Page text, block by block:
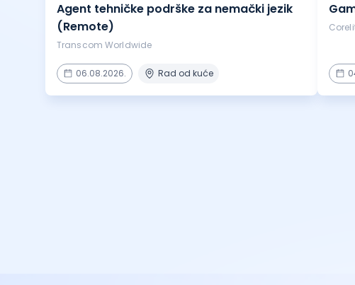
Agent tehničke podrške za nemački jezik
(Remote)
Transcom Worldwide
06.08.2026. Rad od kuće